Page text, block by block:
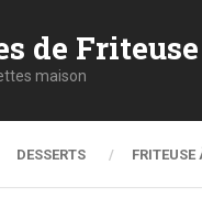
de
maison
DESSERTS FRITEUSE